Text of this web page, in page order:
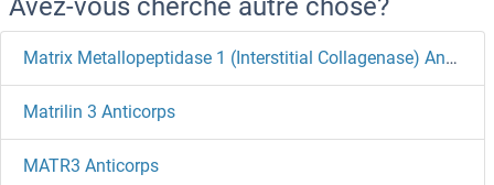
Avez-vous cherché autre chose?
Matrix Metallopeptidase 1 (Interstitial Collagenase) Anticorps
Matrilin 3 Anticorps
MATR3 Anticorps